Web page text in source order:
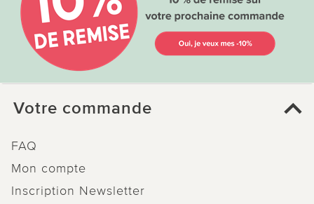
Votre commande
FAQ
Mon compte
Inscription Newsletter